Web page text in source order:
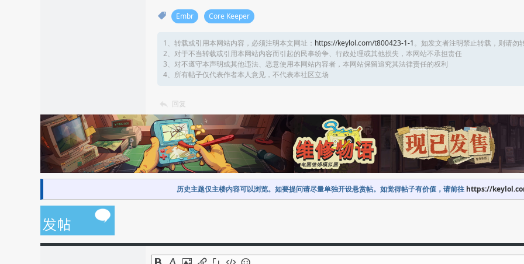
Embr Core Keeper
1、转载或引用本网站内容，必须注明本文网址： https://keylol.com/t800423-1-1。如发文者注明禁止转载，则请勿
2、对于不当转载或引用本网站内容而引起的民事纷争、行政处理或其他损失，本网站不承担责任
3、对不遵守本声明或其他违法、恶意使用本网站内容者，本网站保留追究其法律责任的权利
4、所有帖子仅代表作者本人意见，不代表本社区立场
回复
历史主题仅主楼内容可以浏览。如要提问请尽量单独开设悬赏帖。如觉得帖子有价值，请前往 https://